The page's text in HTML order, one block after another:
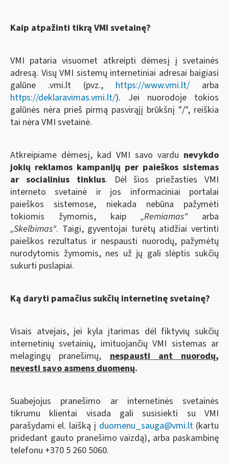
Kaip atpažinti tikrą VMI svetainę?
VMI pataria visuomet atkreipti dėmesį į svetainės
adresą. Visų VMI sistemų internetiniai adresai baigiasi
galūne .vmi.lt (pvz., https://www.vmi.lt/ arba
https://deklaravimas.vmi.lt/). Jei nuorodoje tokios
galūnės nėra prieš pirmą pasvirąjį brūkšnį "/", reiškia
tai nėra VMI svetainė.
Atkreipiame dėmesį, kad VMI savo vardu nevykdo
jokių reklamos kampanijų per paieškos sistemas
ar socialinius tinklus. Dėl šios priežasties VMI
interneto svetainė ir jos informaciniai portalai
paieškos sistemose, niekada nebūna pažymėti
tokiomis žymomis, kaip „Remiamas“arba
„Skelbimas“. Taigi, gyventojai turėtų atidžiai vertinti
paieškos rezultatus ir nespausti nuorodų, pažymėtų
nurodytomis žymomis, nes už jų gali slėptis sukčių
sukurti puslapiai.
Ką daryti pamačius sukčių internetinę svetainę?
Visais atvejais, jei kyla įtarimas dėl fiktyvių sukčių
internetinių svetainių, imituojančių VMI sistemas ar
melagingų pranešimų, nespausti ant nuorodų,
nevesti savo asmens duomenų.
Suabejojus pranešimo ar internetinės svetainės
tikrumu klientai visada gali susisiekti su VMI
parašydami el. laišką į duomenu_sauga@vmi.lt(kartu
pridedant gauto pranešimo vaizdą), arba paskambinę
telefonu +370 5 260 5060.